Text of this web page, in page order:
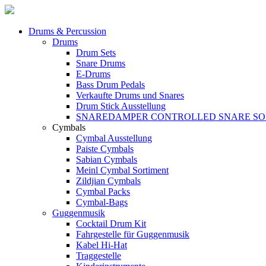
Drums & Percussion
Drums
Drum Sets
Snare Drums
E-Drums
Bass Drum Pedals
Verkaufte Drums und Snares
Drum Stick Ausstellung
SNAREDAMPER CONTROLLED SNARE
Cymbals
Cymbal Ausstellung
Paiste Cymbals
Sabian Cymbals
Meinl Cymbal Sortiment
Zildjian Cymbals
Cymbal Packs
Cymbal-Bags
Guggenmusik
Cocktail Drum Kit
Fahrgestelle für Guggenmusik
Kabel Hi-Hat
Traggestelle